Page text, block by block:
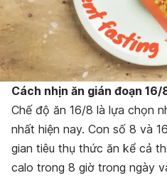
Cách nhịn ăn gián đoạn 16/
Chế độ ăn 16/8 là lựa chọn
nhất hiện nay. Con số 8 và
gian tiêu thụ thức ăn kể cả
calo trong 8 giờ trong ngày